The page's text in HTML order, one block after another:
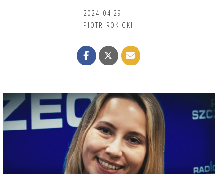
2024-04-29
PIOTR ROKICKI